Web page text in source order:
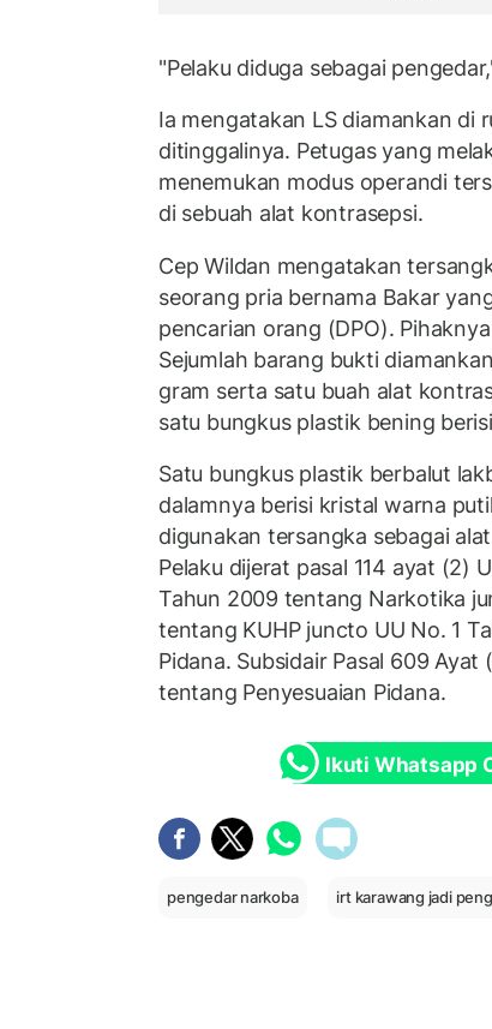
"Pelaku diduga sebagai
Ia mengatakan LS diamankan di
ditinggalinya. Petugas yang
menemukan modus operandi
di sebuah alat kontrasepsi.
Cep Wildan mengatakan
seorang pria bernama Bakar
pencarian orang (DPO).
Sejumlah barang bukti
gram serta satu buah alat
satu bungkus plastik bening
Satu bungkus plastik berbalut
dalamnya berisi kristal warna
digunakan tersangka sebagai
Pelaku dijerat pasal 114 ayat (2)
Tahun 2009 tentang Narkotika
tentang KUHP juncto UU No. 1
Pidana. Subsidair Pasal 609
tentang Penyesuaian Pidana.
Ikuti Whatsapp
pengedar narkoba irt karawang jadi